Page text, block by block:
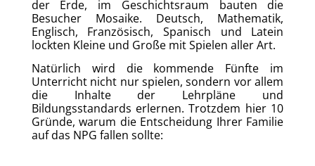
der Erde, im Geschichtsraum bauten die
Besucher Mosaike. Deutsch, Mathematik,
Englisch, Französisch, Spanisch und Latein
lockten Kleine und Große mit Spielen aller Art.
Natürlich wird die kommende Fünfte im
Unterricht nicht nur spielen, sondern vor allem
die Inhalte der Lehrpläne und
Bildungsstandards erlernen. Trotzdem hier 10
Gründe, warum die Entscheidung Ihrer Familie
auf das NPG fallen sollte: